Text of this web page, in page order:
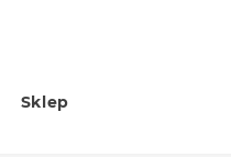
Sklep